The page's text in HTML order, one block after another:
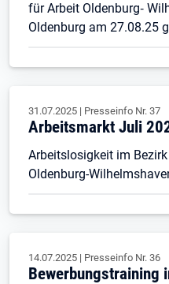
für Arbeit Oldenburg‐
Oldenburg am 27.08.25
31.07.2025 | Presseinfo Nr. 37
Arbeitsmarkt Juli
Arbeitslosigkeit im
Oldenburg-
14.07.2025 | Presseinfo Nr. 36
Bewerbungstraining